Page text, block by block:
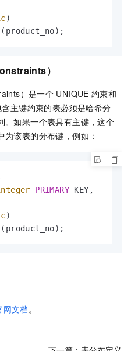
)
(product_no);
）
）是一个 UNIQUE 约束和
主键约束的表必须是哈希分
。如果一个表具有主键，这个
该表的分布键，例如：
PRIMARY KEY,
)
(product_no);
网文档。